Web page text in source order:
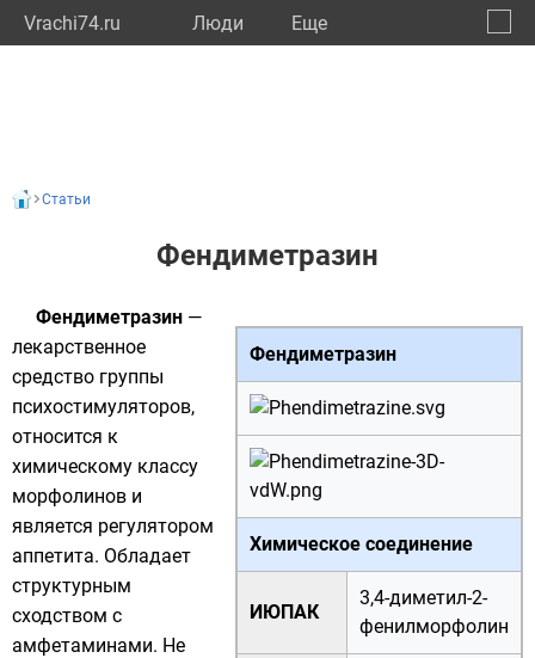
Vrachi74.ru Люди Eще
Статьи
Фендиметразин
Фендиметразин
Химическое соединение
ИЮПАК
3,4-диметил-2-
фенилморфолин
Фендиметразин —
лекарственное
средство группы
психостимуляторов,
относится к
химическому классу
морфолинов и
является регулятором
аппетита. Обладает
структурным
сходством с
амфетаминами. Не